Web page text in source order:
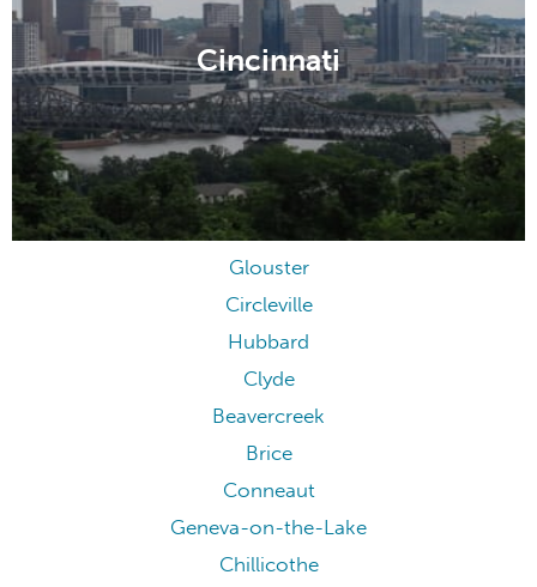
Cincinnati
Glouster
Circleville
Hubbard
Clyde
Beavercreek
Brice
Conneaut
Geneva-on-the-Lake
Chillicothe